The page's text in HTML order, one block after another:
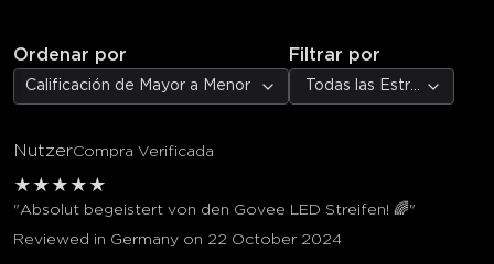
Ordenar por
Calificación de Mayor a Menor
Filtrar por
Todas las Estrellas
NutzerCompra Verificada
★ ★ ★ ★ ★
"Absolut begeistert von den Govee LED Streifen! 🌈"
Reviewed in Germany on 22 October 2024